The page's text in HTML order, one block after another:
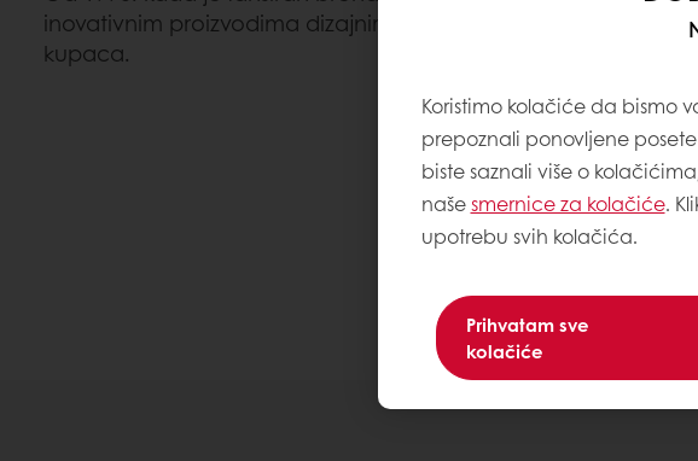
inovativnim proizvodima dizajniranim da zadovolje potrebe
kupaca.
Koristimo kolačiće da bismo
prepoznali ponovljene
biste saznali više o
našesmernice za kolačiće.
upotrebu svih kolačića.
Prihvatam sve
kolačiće